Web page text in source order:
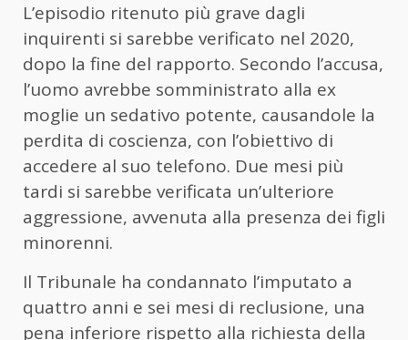
L’episodio ritenuto più grave dagli
inquirenti si sarebbe verificato nel 2020,
dopo la fine del rapporto. Secondo l’accusa,
l’uomo avrebbe somministrato alla ex
moglie un sedativo potente, causandole la
perdita di coscienza, con l’obiettivo di
accedere al suo telefono. Due mesi più
tardi si sarebbe verificata un’ulteriore
aggressione, avvenuta alla presenza dei figli
minorenni.
Il Tribunale ha condannato l’imputato a
quattro anni e sei mesi di reclusione, una
pena inferiore rispetto alla richiesta della